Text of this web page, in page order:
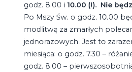
godz. 8.00 i 10.00 (!). Nie
Po Mszy Św. o godz. 10.00
modlitwą za zmarłych
jednorazowych. Jest to
miesiąca: o godz. 7.30 –
godz. 8.00 –